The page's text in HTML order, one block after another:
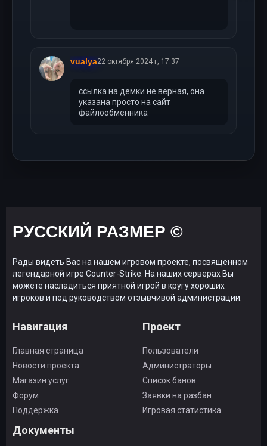
vualya22 октября 2024 г, 17:37
ссылка на демки не верная, она
указана просто на сайт
файлообменника
РУССКИЙ РАЗМЕР ©
Рады видеть Вас на нашем игровом проекте, посвященном
легендарной игре Counter-Strike. На наших серверах Вы
можете насладиться приятной игрой в кругу хороших
игроков и под руководством отзывчивой администрации.
Навигация
Главная страница
Новости проекта
Магазин услуг
Форум
Поддержка
Проект
Пользователи
Администраторы
Список банов
Заявки на разбан
Игровая статистика
Документы